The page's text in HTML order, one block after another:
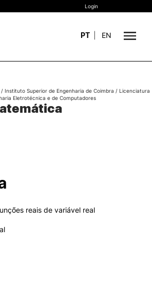
Login
PT EN
/ Instituto Superior de Engenharia de Coimbra / Licenciatura
Eletrotécnica e de Computadores
reais de variável real